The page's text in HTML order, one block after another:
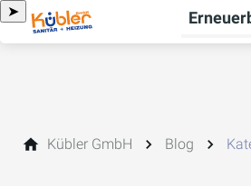
➤
Kübler GmbH Blog